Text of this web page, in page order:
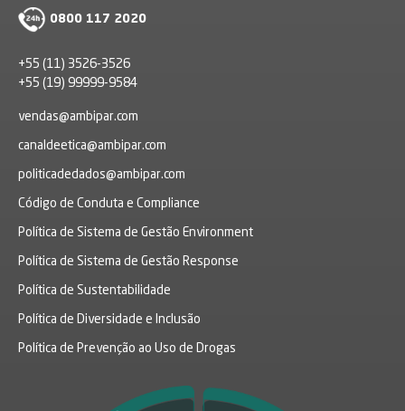
0800 117 2020
+55 (11) 3526-3526
+55 (19) 99999-9584
vendas@ambipar.com
canaldeetica@ambipar.com
politicadedados@ambipar.com
Código de Conduta e Compliance
Política de Sistema de Gestão Environment
Política de Sistema de Gestão Response
Política de Sustentabilidade
Política de Diversidade e Inclusão
Política de Prevenção ao Uso de Drogas